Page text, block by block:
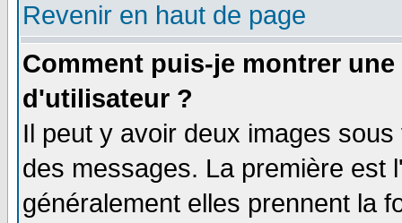
Revenir en haut de page
Comment puis-je montrer
d'utilisateur ?
Il peut y avoir deux images
des messages. La première est
généralement elles prennent la